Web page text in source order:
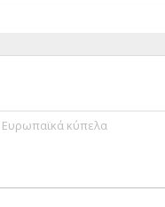
Ευρωπαϊκά κύπελα